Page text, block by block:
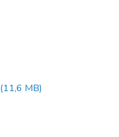
(11,6 MB)